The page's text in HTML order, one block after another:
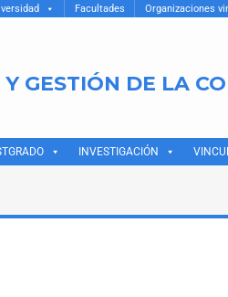
Facultades Organizaciones
GESTIÓN DE LA
INVESTIGACIÓN